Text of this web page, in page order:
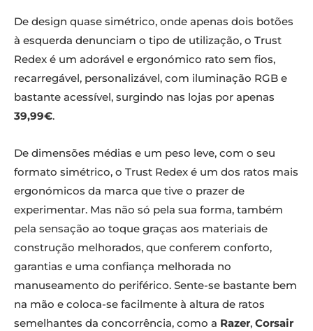
De design quase simétrico, onde apenas dois botões
à esquerda denunciam o tipo de utilização, o Trust
Redex é um adorável e ergonómico rato sem fios,
recarregável, personalizável, com iluminação RGB e
bastante acessível, surgindo nas lojas por apenas
39,99€.
De dimensões médias e um peso leve, com o seu
formato simétrico, o Trust Redex é um dos ratos mais
ergonómicos da marca que tive o prazer de
experimentar. Mas não só pela sua forma, também
pela sensação ao toque graças aos materiais de
construção melhorados, que conferem conforto,
garantias e uma confiança melhorada no
manuseamento do periférico. Sente-se bastante bem
na mão e coloca-se facilmente à altura de ratos
semelhantes da concorrência, como a Razer, Corsair